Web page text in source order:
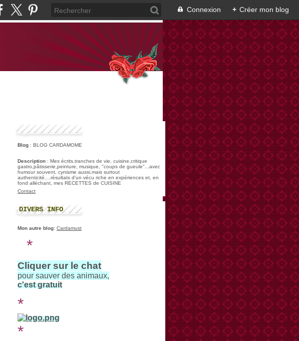
Connexion + Créer mon blog
Blog : BLOG CARDAMOME
Description : Mes écrits,tranches de vie, cuisine,critique
gastro,pâtisserie,peinture, musique, "coups de gueule"...avec
humour souvent, cynisme aussi,mais surtout
authenticité....résultats d'un vécu riche en expériences et, en
fond alléchant, mes RECETTES de CUISINE
Contact
DIVERS INFO
Mon autre blog: Cardamust
*
Cliquer sur le chat
pour sauver des animaux,
c'est gratuit
*
*